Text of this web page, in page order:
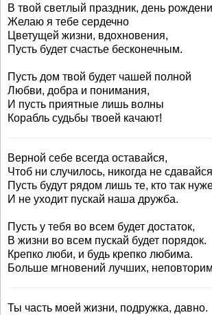
В твой светлый праздник, день
Желаю я тебе сердечно
Цветущей жизни, вдохновения,
Пусть будет счастье бесконечным.
Пусть дом твой будет чашей полной
Любви, добра и понимания,
И пусть приятные лишь волны
Корабль судьбы твоей качают!
Верной себе всегда оставайся,
Чтоб ни случилось, никогда не
Пусть будут рядом лишь те, кто так
И не уходит пускай наша дружба.
Пусть у тебя во всем будет достаток,
В жизни во всем пускай будет порядок.
Крепко люби, и будь крепко любима.
Больше мгновений лучших,
Ты часть моей жизни, подружка, давно.